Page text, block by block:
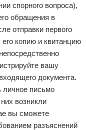
спорного вопроса),
обращения в
отправки первого
копию и квитанцию
вашу
документа.
личное письмо
возникли
вы сможете
разъяснений